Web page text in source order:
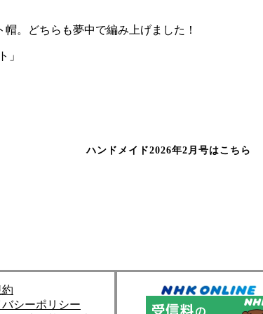
。どちらも夢中で編み上げました！
」
ハンドメイド2026年2月号はこちら
シーポリシー